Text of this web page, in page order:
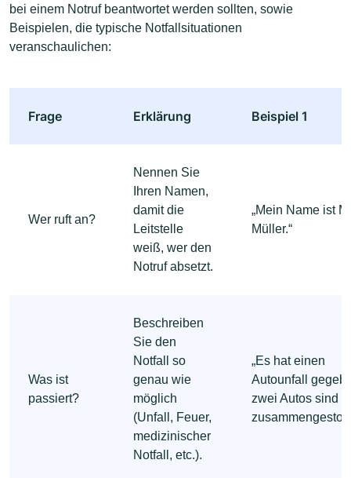
bei einem Notruf beantwortet werden sollten, sowie
Beispielen, die typische Notfallsituationen
veranschaulichen:
Frage Erklärung Beispiel 1
Wer ruft an?
Nennen Sie
Ihren Namen,
damit die
Leitstelle
weiß, wer den
Notruf absetzt.
„Mein Name ist
Müller.“
Was ist
passiert?
Beschreiben
Sie den
Notfall so
genau wie
möglich
(Unfall, Feuer,
medizinischer
Notfall, etc.).
„Es hat einen
Autounfall
zwei Autos sind